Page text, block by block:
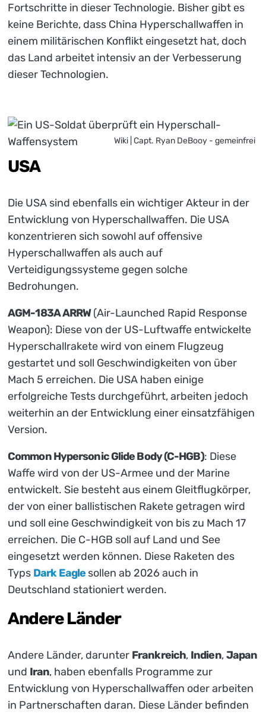
Fortschritte in dieser Technologie. Bisher gibt es
keine Berichte, dass China Hyperschallwaffen in
einem militärischen Konflikt eingesetzt hat, doch
das Land arbeitet intensiv an der Verbesserung
dieser Technologien.
Wiki | Capt. Ryan DeBooy - gemeinfrei
USA
Die USA sind ebenfalls ein wichtiger Akteur in der
Entwicklung von Hyperschallwaffen. Die USA
konzentrieren sich sowohl auf offensive
Hyperschallwaffen als auch auf
Verteidigungssysteme gegen solche
Bedrohungen.
AGM-183A ARRW(Air-Launched Rapid Response
Weapon): Diese von der US-Luftwaffe entwickelte
Hyperschallrakete wird von einem Flugzeug
gestartet und soll Geschwindigkeiten von über
Mach 5 erreichen. Die USA haben einige
erfolgreiche Tests durchgeführt, arbeiten jedoch
weiterhin an der Entwicklung einer einsatzfähigen
Version.
Common Hypersonic Glide Body (C-HGB): Diese
Waffe wird von der US-Armee und der Marine
entwickelt. Sie besteht aus einem Gleitflugkörper,
der von einer ballistischen Rakete getragen wird
und soll eine Geschwindigkeit von bis zu Mach 17
erreichen. Die C-HGB soll auf Land und See
eingesetzt werden können. Diese Raketen des
Typs Dark Eagle sollen ab 2026 auch in
Deutschland stationiert werden.
Andere Länder
Andere Länder, darunter Frankreich, Indien,Japan
und Iran, haben ebenfalls Programme zur
Entwicklung von Hyperschallwaffen oder arbeiten
in Partnerschaften daran. Diese Länder befinden